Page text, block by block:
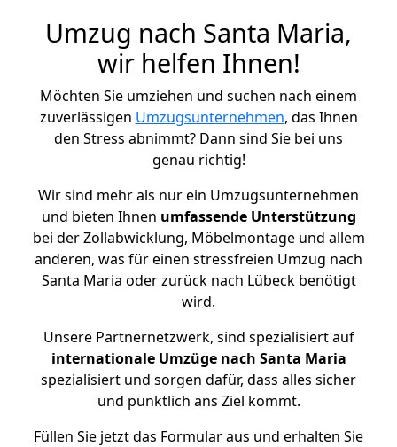
Umzug nach Santa Maria,
wir helfen Ihnen!
Möchten Sie umziehen und suchen nach einem
zuverlässigen Umzugsunternehmen, das Ihnen
den Stress abnimmt? Dann sind Sie bei uns
genau richtig!
Wir sind mehr als nur ein Umzugsunternehmen
und bieten Ihnen umfassende Unterstützung
bei der Zollabwicklung, Möbelmontage und allem
anderen, was für einen stressfreien Umzug nach
Santa Maria oder zurück nach Lübeck benötigt
wird.
Unsere Partnernetzwerk, sind spezialisiert auf
internationale Umzüge nach Santa Maria
spezialisiert und sorgen dafür, dass alles sicher
und pünktlich ans Ziel kommt.
Füllen Sie jetzt das Formular aus und erhalten Sie